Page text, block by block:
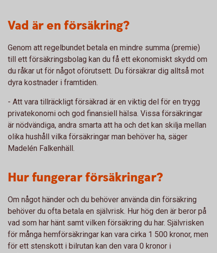
Vad är en försäkring?
Genom att regelbundet betala en mindre summa (premie)
till ett försäkringsbolag kan du få ett ekonomiskt skydd om
du råkar ut för något oförutsett. Du försäkrar dig alltså mot
dyra kostnader i framtiden.
- Att vara tillräckligt försäkrad är en viktig del för en trygg
privatekonomi och god finansiell hälsa. Vissa försäkringar
är nödvändiga, andra smarta att ha och det kan skilja mellan
olika hushåll vilka försäkringar man behöver ha, säger
Madelén Falkenhäll.
Hur fungerar försäkringar?
Om något händer och du behöver använda din försäkring
behöver du ofta betala en självrisk. Hur hög den är beror på
vad som har hänt samt vilken försäkring du har. Självrisken
för många hemförsäkringar kan vara cirka 1 500 kronor, men
för ett stenskott i bilrutan kan den vara 0 kronor i